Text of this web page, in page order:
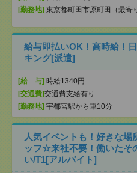
[勤務地] 東京都町田市原町田（最寄
給与即払いOK！高時給！
キング[派遣]
[給 与] 時給1340円
[交通費]交通費支給有り
[勤務地] 宇都宮駅から車10分
人気イベントも！好きな場
ッフ☆来社不要！働いたそ
い/T1[アルバイト]